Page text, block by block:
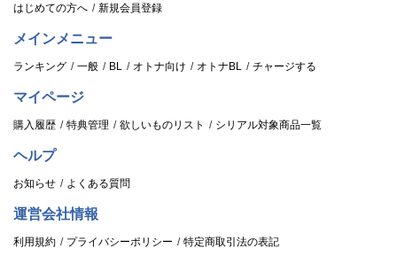
はじめての方へ 新規会員登録
メインメニュー
ランキング 一般 BL オトナ向け オトナBL チャージする
マイページ
購入履歴 特典管理 欲しいものリスト シリアル対象商品一覧
ヘルプ
お知らせ よくある質問
運営会社情報
利用規約 プライバシーポリシー 特定商取引法の表記